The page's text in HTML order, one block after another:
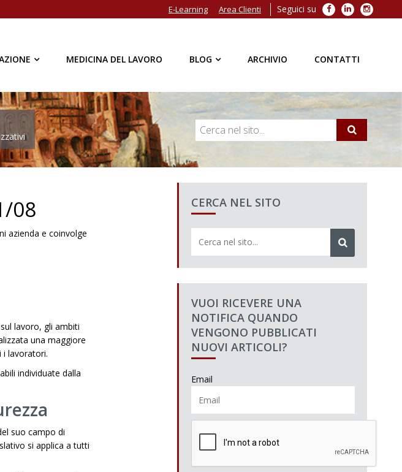
Seguici su Facebook
LinkedIn
E-Learning Area Clienti
MEDICINA DEL LAVORO BLOG ARCHIVIO CONTATTI
08
azienda e coinvolge
lavoro, gli ambiti
una maggiore
i lavoratori.
individuate dalla
suo campo di
si applica a tutti
CERCA NEL SITO
VUOI RICEVERE UNA
NOTIFICA QUANDO
VENGONO PUBBLICATI
NUOVI ARTICOLI?
Email